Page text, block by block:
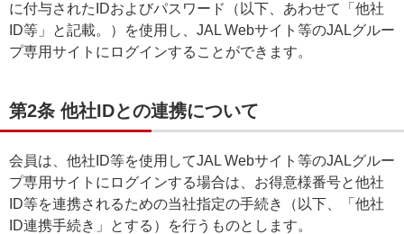
に付与されたIDおよびパスワード（以下、あわせて「他社
ID等」と記載。）を使用し、JAL Webサイト等のJALグルー
プ専用サイトにログインすることができます。
第2条 他社IDとの連携について
会員は、他社ID等を使用してJAL Webサイト等のJALグルー
プ専用サイトにログインする場合は、お得意様番号と他社
ID等を連携されるための当社指定の手続き（以下、「他社
ID連携手続き」とする）を行うものとします。